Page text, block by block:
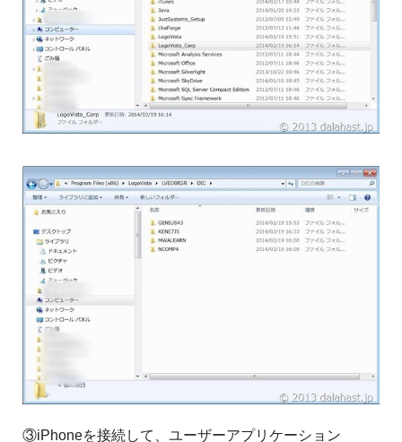
③iPhoneを接続して、ユーザーアプリケーション